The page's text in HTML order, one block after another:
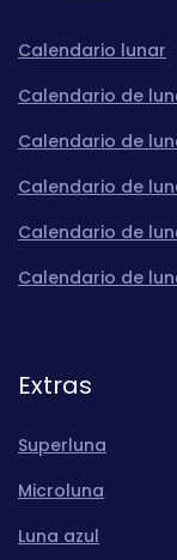
Calendario lunar
Calendario de
Calendario de
Calendario de
Calendario de
Calendario de
Extras
Superluna
Microluna
Luna azul